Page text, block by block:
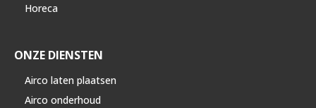
Horeca
ONZE DIENSTEN
Airco laten plaatsen
Airco onderhoud